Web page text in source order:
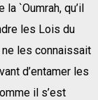
`Oumrah, qu’il
les Lois du
les connaissait
d’entamer les
il s’est